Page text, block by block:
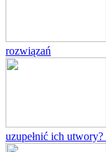
rozwiązań
uzupełnić ich utwory?